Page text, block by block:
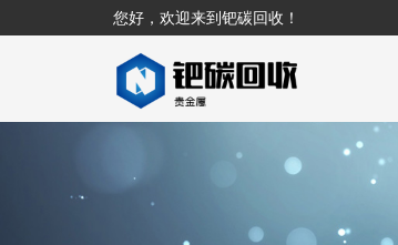
您好，欢迎来到钯碳回收！